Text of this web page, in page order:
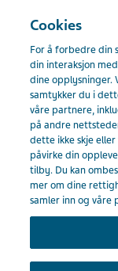
Norway Din
Våre
Cookies
For å forbedre din
din interaksjon
dine opplysninger.
samtykker du i
våre partnere,
på andre
dette ikke skje
påvirke din
tilby. Du kan
mer om dine
samler inn og våre